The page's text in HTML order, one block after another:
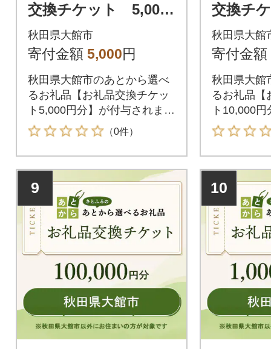
交換チケット 5,000
円分
秋田県大館市
寄付金額 5,000円
秋田県大館市のあとから選べ
るお礼品【お礼品交換チケッ
ト5,000円分】が付与されま
す。付与されたお礼品交換チ
ケットは秋田県大館市が指定
するお礼品と交換が可能で
す。
（0件）
交換チ
円分
秋田県大館
寄付金額
秋田県大館
るお礼品【
ト10,000
す。付与さ
ケットは秋
するお礼品
す。
9 10